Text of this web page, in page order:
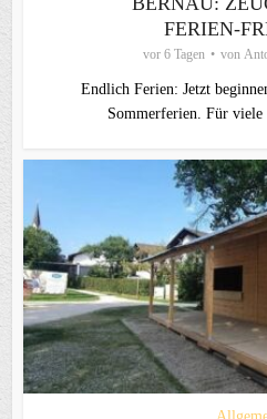
FERIEN-
vor 6 Tagen von
Endlich Ferien: Jetzt
Sommerferien. Für viele